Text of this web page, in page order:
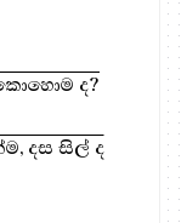
ද?
දස සිල් ද